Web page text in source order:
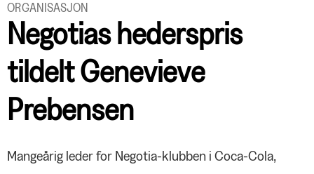
Digitale tider
BREV FRA FORBUNDSLEDEREN
Vi får det til sammen
ORGANISASJON
Nyvalgt ledertrio
Negotias hederspris tildelt
KURS OG KOMPETANSE
Likestillingsprisen
ORGANISASJON
Negotias hederspris
tildelt Genevieve
Prebensen
Mangeårig leder for Negotia-klubben i Coca-Cola,